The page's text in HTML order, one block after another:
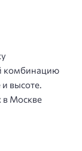
комбинацию
высоте.
в Москве